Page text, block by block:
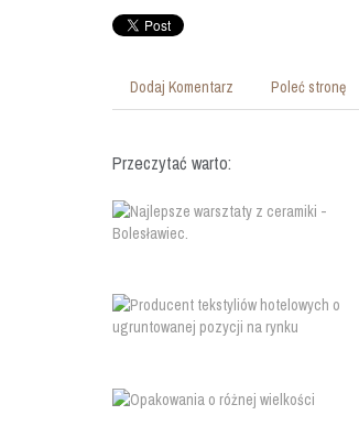
Dodaj Komentarz Poleć stronę
Przeczytać warto: